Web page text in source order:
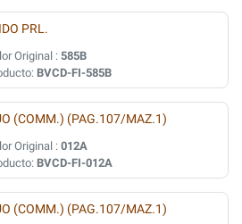
PRL.
Original :585B
BVCD-FI-585B
(COMM.) (PAG.107/MAZ.1)
Original :012A
BVCD-FI-012A
(COMM.) (PAG.107/MAZ.1)